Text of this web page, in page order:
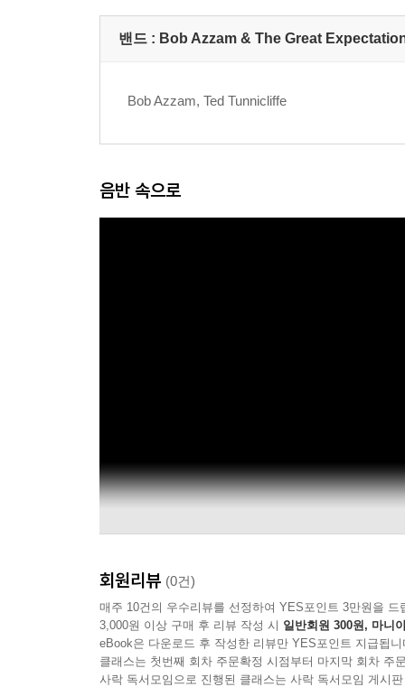
밴드 : Bob Azzam & The Great
Bob Azzam, Ted Tunnicliffe
음반 속으로
회원리뷰 (0건)
매주 10건의 우수리뷰를 선정하여 YES포인트 3만원을 드
3,000원 이상 구매 후 리뷰 작성 시 일반회원 300원, 마니
eBook은 다운로드 후 작성한 리뷰만 YES포인트 지급됩니
클래스는 첫번째 회차 주문확정 시점부터 마지막 회차 주
사락 독서모임으로 진행된 클래스는 사락 독서모임 게시